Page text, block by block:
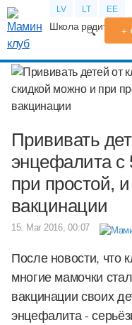
LV LT EE
Школа родителей
Прививать
энцефалита с
при простой,
вакцинации
15. Mar 2016, 00:07
После новости, что
многие мамочки
вакцинации своих
энцефалита -